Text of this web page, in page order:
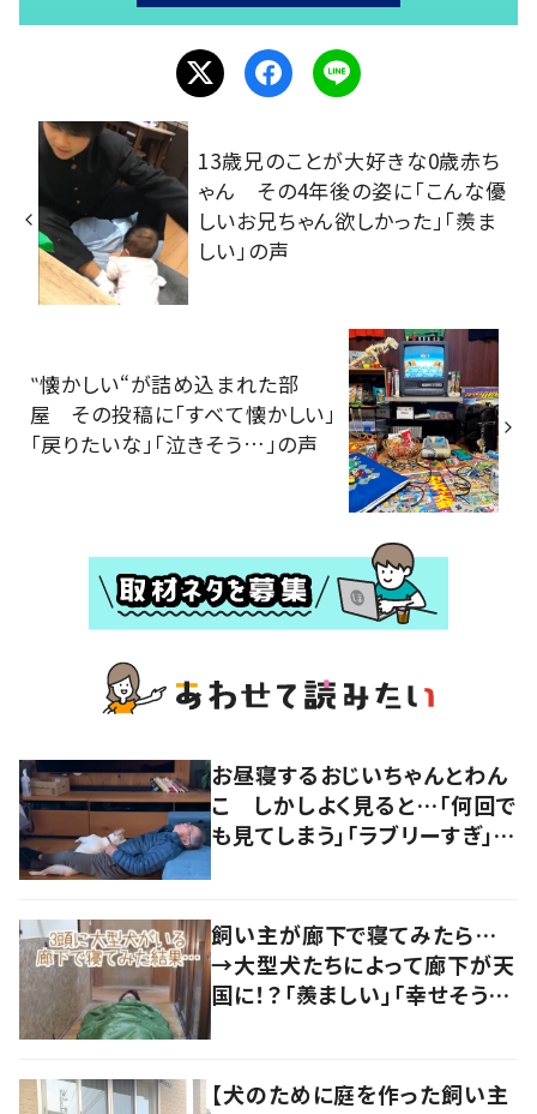
13歳兄のことが大好きな0歳赤ち
ゃん その4年後の姿に「こんな優
しいお兄ちゃん欲しかった」「羨ま
しい」の声
‟懐かしい“が詰め込まれた部
屋 その投稿に「すべて懐かしい」
「戻りたいな」「泣きそう…」の声
お昼寝するおじいちゃんとわん
こ しかしよく見ると…「何回で
も見てしまう」「ラブリーすぎ」の
飼い主が廊下で寝てみたら…
→大型犬たちによって廊下が天
国に！？「羨ましい」「幸せそう」
【犬のために庭を作った飼い主